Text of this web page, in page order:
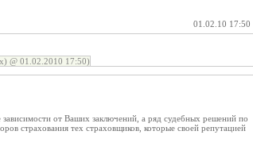
01.02.10 17:50
@ 01.02.2010 17:50)
от Ваших заключений, а ряд судебных решений по
страхования тех страховщиков, которые своей репутацией